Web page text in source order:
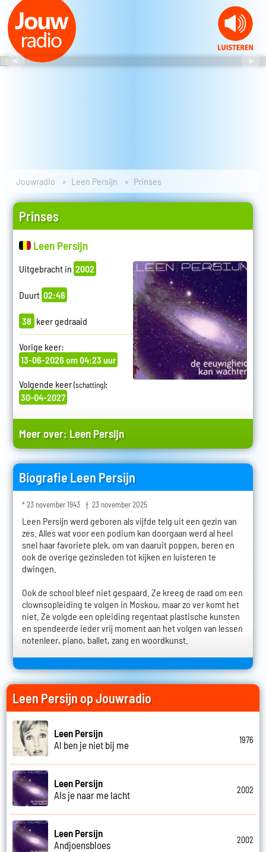
Jouwradio Leen Persijn Prinses
Prinses
Leen Persijn
Uitgebracht in 2002
Duurt 02:46
38 keer gedraaid
Vorige keer:
13-06-2026 om 04:23 uur
Volgende keer(schatting):
30-04-2027
Meer over: Leen Persijn
Biografie Leen Persijn
* 23 november 1943 † 23 november 2025
Leen Persijn werd geboren als vijfde telg uit een gezin van
zes. Alles wat voor een podium kan doorgaan werd al heel
snel haar favoriete plek, om van daaruit poppen, beren en
ook de overige gezinsleden tot kijken en luisteren te
dwingen.
Ook de school bleef niet gespaard. Ze kreeg de raad om een
clownsopleiding te volgen in Moskou, maar zo ver komt het
niet. Ze volgde een opleiding regentaat plastische kunsten
en spendeerde ieder vrij moment aan het volgen van lessen
notenleer, piano, ballet, zang en woordkunst.
Leen Persijn op Jouwradio
Leen Persijn
Al ben je niet bij me
1976
Leen Persijn
Als je naar me lacht
2002
Leen Persijn
Andjoensbloes
2002